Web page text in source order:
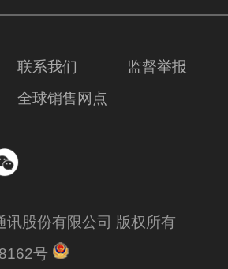
联系我们
监督举报
全球销售网点
股份有限公司 版权所有
号